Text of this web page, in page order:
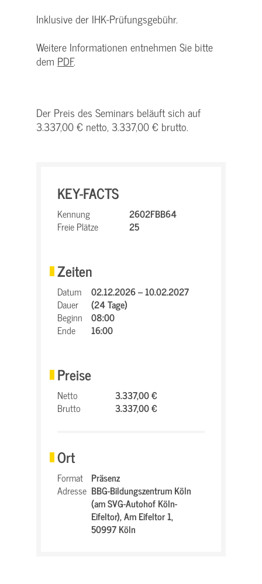
Inklusive der IHK-Prüfungsgebühr.
Weitere Informationen entnehmen Sie bitte
dem PDF.
Der Preis des Seminars beläuft sich auf
3.337,00 € netto, 3.337,00 € brutto.
KEY-FACTS
Kennung
2602FBB64
Freie Plätze
25
Zeiten
Datum
02.12.2026 – 10.02.2027
Dauer
(24 Tage)
Beginn
08:00
Ende
16:00
Preise
Netto
3.337,00 €
Brutto
3.337,00 €
Ort
Format Präsenz
Adresse BBG-Bildungszentrum Köln
(am SVG-Autohof Köln-
Eifeltor),Am Eifeltor 1,
50997 Köln